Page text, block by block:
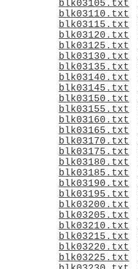
blk03105.txt
blk03110.txt
blk03115.txt
blk03120.txt
blk03125.txt
blk03130.txt
blk03135.txt
blk03140.txt
blk03145.txt
blk03150.txt
blk03155.txt
blk03160.txt
blk03165.txt
blk03170.txt
blk03175.txt
blk03180.txt
blk03185.txt
blk03190.txt
blk03195.txt
blk03200.txt
blk03205.txt
blk03210.txt
blk03215.txt
blk03220.txt
blk03225.txt